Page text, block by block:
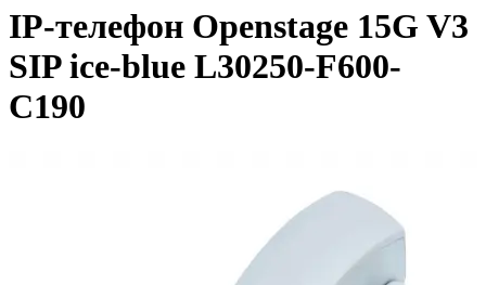
IP-телефон Openstage 15G V3
SIP ice-blue L30250-F600-
C190